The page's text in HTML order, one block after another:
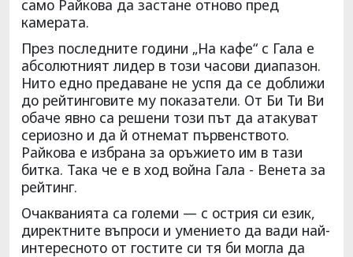
само Райкова да застане отново пред
камерата.
През последните години „На кафе“ с Гала е
абсолютният лидер в този часови диапазон.
Нито едно предаване не успя да се доближи
до рейтинговите му показатели. От Би Ти Ви
обаче явно са решени този път да атакуват
сериозно и да й отнемат първенството.
Райкова е избрана за оръжието им в тази
битка. Така че е в ход война Гала - Венета за
рейтинг.
Очакванията са големи — с острия си език,
директните въпроси и умението да вади най-
интересното от гостите си тя би могла да